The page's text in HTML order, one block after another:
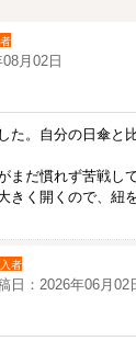
月02日
た。自分の日傘と
まだ慣れず苦戦し
きく開くので、紐
者
日：2026年06月02